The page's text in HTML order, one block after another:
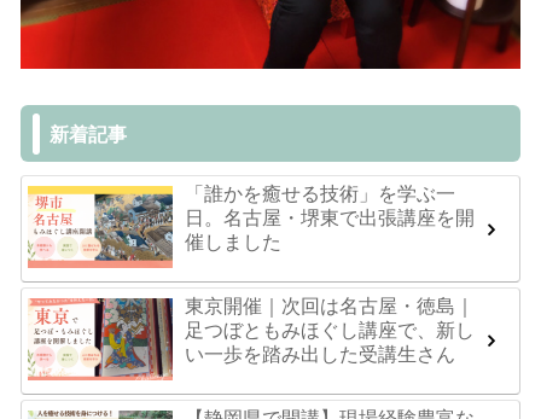
新着記事
「誰かを癒せる技術」を学ぶ一
日。名古屋・堺東で出張講座を開
催しました
東京開催｜次回は名古屋・徳島｜
足つぼともみほぐし講座で、新し
い一歩を踏み出した受講生さん